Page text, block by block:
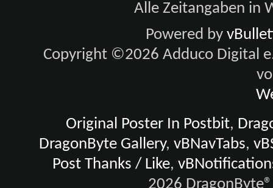
Alle Zeitangaben in
Powered by
Copyright ©2026 Adduco Digital
Original Poster In Postbit,
DragonByte Gallery,vBNavTabs,
Post Thanks / Like,
2026